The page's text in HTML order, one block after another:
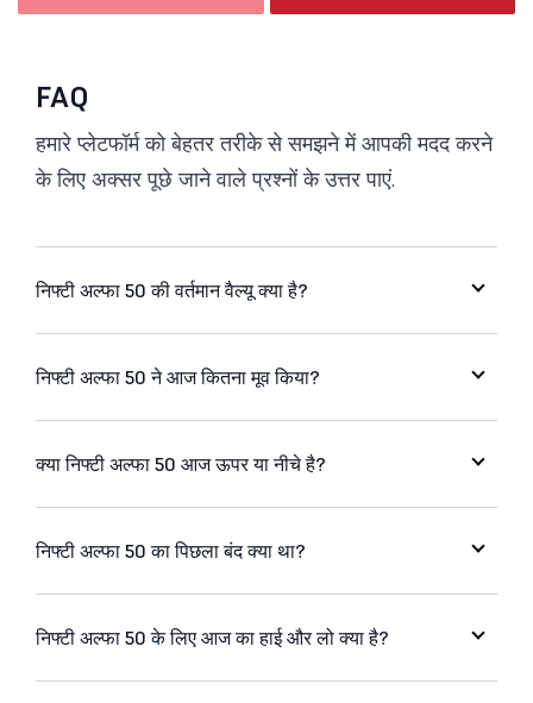
FAQ
हमारे प्लेटफॉर्म को बेहतर तरीके से समझने में आपकी मदद करने
के लिए अक्सर पूछे जाने वाले प्रश्नों के उत्तर पाएं.
निफ्टी अल्फा 50 की वर्तमान वैल्यू क्या है?
निफ्टी अल्फा 50 ने आज कितना मूव किया?
क्या निफ्टी अल्फा 50 आज ऊपर या नीचे है?
निफ्टी अल्फा 50 का पिछला बंद क्या था?
निफ्टी अल्फा 50 के लिए आज का हाई और लो क्या है?